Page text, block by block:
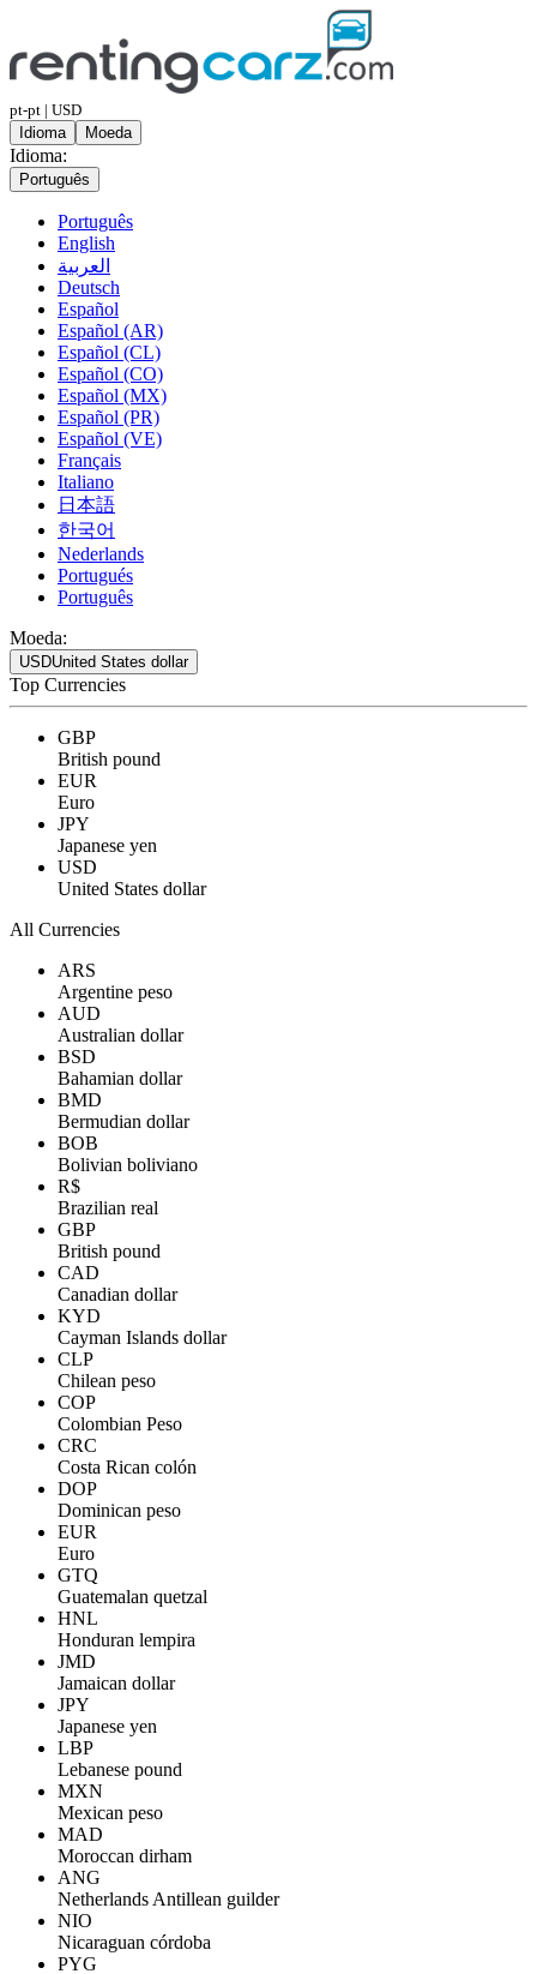
pt-pt | USD
Idioma
Moeda
Idioma:
Português
Português
English
العربية
Deutsch
Español
Español (AR)
Español (CL)
Español (CO)
Español (MX)
Español (PR)
Español (VE)
Français
Italiano
日本語
한국어
Nederlands
Portugués
Português
Moeda:
USDUnited States dollar
Top Currencies
GBP
British pound
EUR
Euro
JPY
Japanese yen
USD
United States dollar
All Currencies
ARS
Argentine peso
AUD
Australian dollar
BSD
Bahamian dollar
BMD
Bermudian dollar
BOB
Bolivian boliviano
R$
Brazilian real
GBP
British pound
CAD
Canadian dollar
KYD
Cayman Islands dollar
CLP
Chilean peso
COP
Colombian Peso
CRC
Costa Rican colón
DOP
Dominican peso
EUR
Euro
GTQ
Guatemalan quetzal
HNL
Honduran lempira
JMD
Jamaican dollar
JPY
Japanese yen
LBP
Lebanese pound
MXN
Mexican peso
MAD
Moroccan dirham
ANG
Netherlands Antillean guilder
NIO
Nicaraguan córdoba
PYG